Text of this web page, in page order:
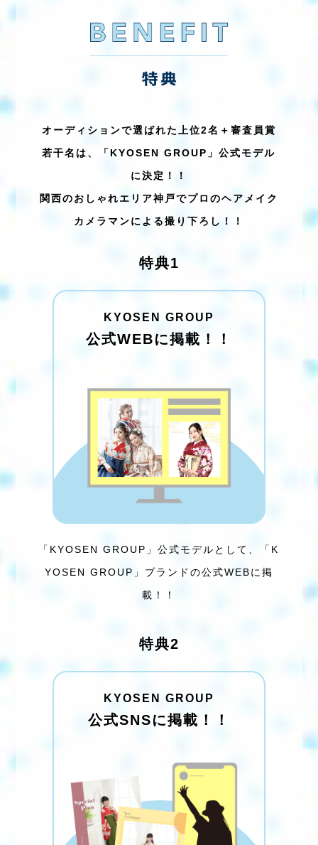
オーディションで選ばれた上位2名＋審査員賞
若干名は、
「KYOSEN GROUP」公式モデル
に決定！！
関西のおしゃれエリア神戸でプロのヘアメイク
カメラマンによる撮り下ろし！！
特典1
KYOSEN GROUP
公式WEBに掲載！！
「KYOSEN GROUP」公式モデルとして、
「K
YOSEN GROUP」ブランドの公式WEBに掲
載！！
特典2
KYOSEN GROUP
公式SNSに掲載！！